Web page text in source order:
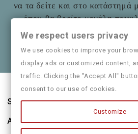
να τα δείτε και στο κατάστημά
όπου θα βρείτε μεγάλη
είδη όπως και παιδικά
Θα χαρούμε να τα πούμε
Store Information
About Us
We respect users privacy
We use cookies to improve your
display ads or customized content,
traffic. Clicking the "Accept All"
consent to our use of cookies.
Customize